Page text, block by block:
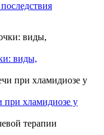
виды,
при хламидиозе у